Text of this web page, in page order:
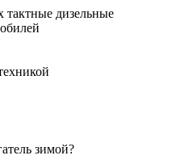
дизельные
зимой?